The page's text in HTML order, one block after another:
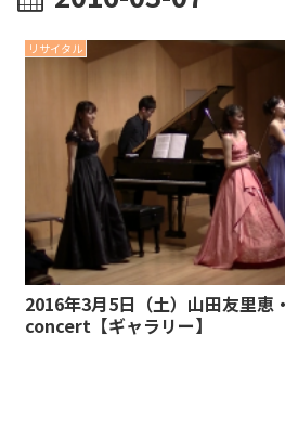
リサイタル
2016年3月5日（土）山田友里
concert【ギャラリー】